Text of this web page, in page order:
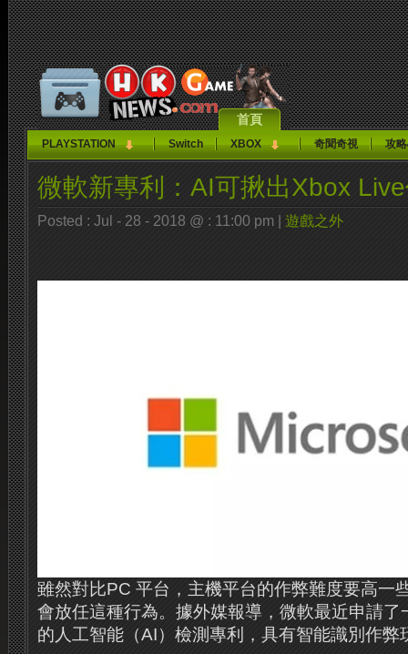
首頁
PLAYSTATION Switch XBOX 奇聞奇視 攻
微軟新專利：AI可揪出Xbox
Posted : Jul - 28 - 2018 @ : 11:00 pm | 遊戲之外
雖然對比PC 平台，主機平台的作弊難度要高一
會放任這種行為。據外媒報導，微軟最近申請
的人工智能（AI）檢測專利，具有智能識別作弊